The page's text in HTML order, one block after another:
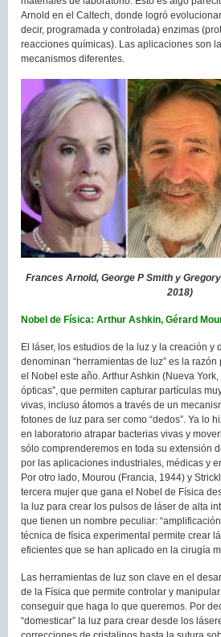
Arnold en el Caltech, donde logró
decir, programada y controlada) enzimas
reacciones químicas). Las aplicaciones son
mecanismos diferentes.
Frances Arnold, George P Smith y
2018)
Nobel de Física: Arthur Ashkin, Gérard
El láser, los estudios de la luz y la creación y
denominan “herramientas de luz” es la
el Nobel este año. Arthur Ashkin (Nueva
ópticas”, que permiten capturar partículas
vivas, incluso átomos a través de un
fotones de luz para ser como “dedos”. Ya lo
en laboratorio atrapar bacterias vivas y
sólo comprenderemos en toda su extensión
por las aplicaciones industriales, médicas y
Por otro lado, Mourou (Francia, 1944) y
tercera mujer que gana el Nobel de Física
la luz para crear los pulsos de láser de alta
que tienen un nombre peculiar:
técnica de física experimental permite crear
eficientes que se han aplicado en la cirugía
Las herramientas de luz son clave en el
de la Física que permite controlar y
conseguir que haga lo que queremos. Por
“domesticar” la luz para crear desde los